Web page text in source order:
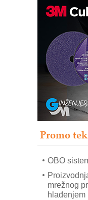
Promo
Potpuna
sistema
Trajna
IB
poverenja
RMQ-
–
Mitutoyo
OBO
mrežnog
hlađenjem